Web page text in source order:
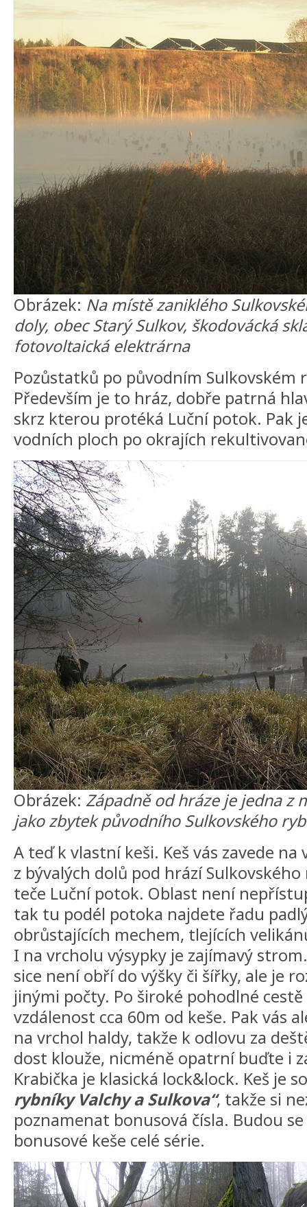
Obrázek: Na místě zaniklého
doly, obec Starý Sulkov, škodovácká
fotovoltaická elektrárna
Pozůstatků po původním Sulkovském
Především je to hráz, dobře patrná
skrz kterou protéká Luční potok. Pak
vodních ploch po okrajích
Obrázek: Západně od hráze je jedna z
jako zbytek původního Sulkovského
A teď k vlastní keši. Keš vás zavede
z bývalých dolů pod hrází
teče Luční potok. Oblast není
tak tu podél potoka najdete řadu
obrůstajících mechem, tlejících
I na vrcholu výsypky je zajímavý
sice není obří do výšky či šířky, ale je
jinými počty. Po široké pohodlné
vzdálenost cca 60m od keše. Pak vás
na vrchol haldy, takže k odlovu za
dost klouže, nicméně opatrní buďte i
Krabička je klasická lock&lock. Keš je
rybníky Valchy a Sulkova“, takže si
poznamenat bonusová čísla. Budou
bonusové keše celé série.